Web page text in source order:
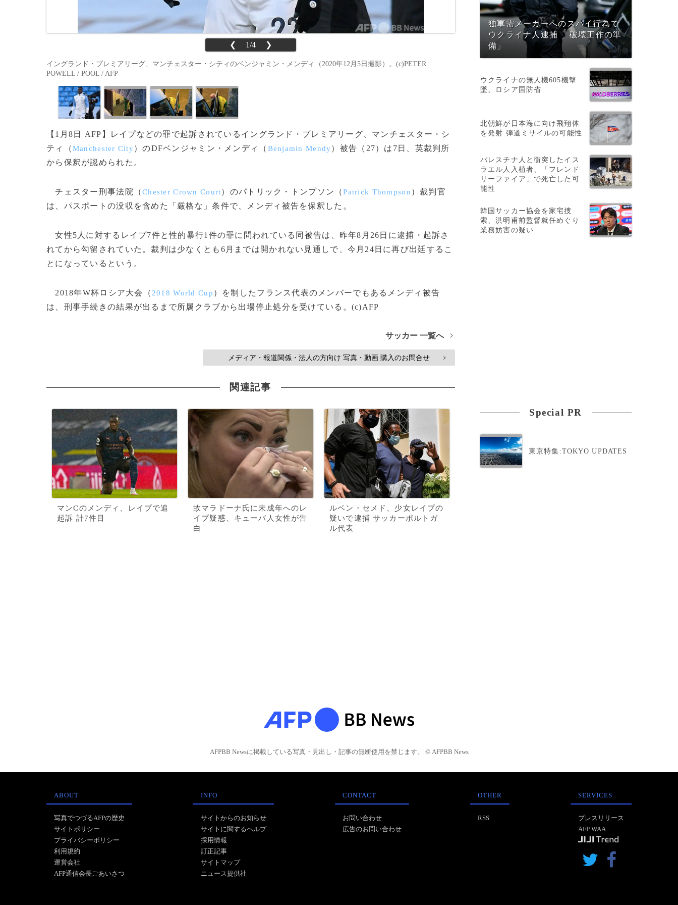
❮ 1/4 ❯
イングランド・プレミアリーグ、マンチェスター・シティのベンジャミン・メンディ（2020年12月5日撮影）。(c)PETER
POWELL / POOL / AFP
【1月8日 AFP】レイプなどの罪で起訴されているイングランド・プレミアリーグ、マンチェスター・シ
ティ（Manchester City）のDFベンジャミン・メンディ（ Benjamin Mendy）被告（27）は7日、英裁判所
から保釈が認められた。
チェスター刑事法院（Chester Crown Court）のパトリック・トンプソン（Patrick Thompson ）裁判官
は、パスポートの没収を含めた「厳格な」条件で、メンディ被告を保釈した。
女性5人に対するレイプ7件と性的暴行1件の罪に問われている同被告は、昨年8月26日に逮捕・起訴さ
れてから勾留されていた。裁判は少なくとも6月までは開かれない見通しで、今月24日に再び出廷するこ
とになっているという。
2018年W杯ロシア大会（ 2018 World Cup ）を制したフランス代表のメンバーでもあるメンディ被告
は、刑事手続きの結果が出るまで所属クラブから出場停止処分を受けている。(c)AFP
サッカー 一覧へ >
メディア・報道関係・法人の方向け 写真・動画 購入のお問合せ >
関連記事
マンCのメンディ、レイプで追
起訴 計7件目
故マラドーナ氏に未成年へのレ
イプ疑惑、キューバ人女性が告
白
ルベン・セメド、少女レイプの
疑いで逮捕 サッカーポルトガ
ル代表
独軍需メーカーへのスパイ行為で
ウクライナ人逮捕 「破壊工作の準
備」
ウクライナの無人機605機撃
墜、ロシア国防省
北朝鮮が日本海に向け飛翔体
を発射 弾道ミサイルの可能性
パレスチナ人と衝突したイス
ラエル人入植者、「フレンド
リーファイア」で死亡した可
能性
韓国サッカー協会を家宅捜
索、洪明甫前監督就任めぐり
業務妨害の疑い
Special PR
東京特集:TOKYO UPDATES
AFPBB Newsに掲載している写真・見出し・記事の無断使用を禁じます。 © AFPBB News
ABOUT
写真でつづるAFPの歴史
サイトポリシー
プライバシーポリシー
利用規約
運営会社
AFP通信会長ごあいさつ
INFO
サイトからのお知らせ
サイトに関するヘルプ
採用情報
訂正記事
サイトマップ
ニュース提供社
CONTACT
お問い合わせ
広告のお問い合わせ
OTHER
RSS
SERVICES
プレスリリース
AFP WAA